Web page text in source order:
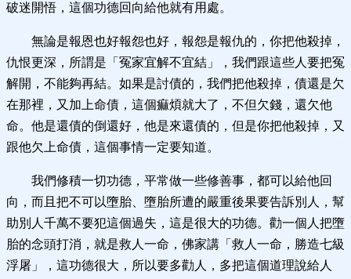
破迷開悟，這個功德回向給他就有用處。
無論是報恩也好報怨也好，報怨是報仇的，你把他殺掉，
仇恨更深，所謂是「冤家宜解不宜結」，我們跟這些人要把冤
解開，不能夠再結。如果是討債的，我們把他殺掉，債還是欠
在那裡，又加上命債，這個痲煩就大了，不但欠錢，還欠他
命。他是還債的倒還好，他是來還債的，但是你把他殺掉，又
跟他欠上命債，這個事情一定要知道。
我們修積一切功德，平常做一些修善事，都可以給他回
向，而且把不可以墮胎、墮胎所遭的嚴重後果要告訴別人，幫
助別人千萬不要犯這個過失，這是很大的功德。勸一個人把墮
胎的念頭打消，就是救人一命，佛家講「救人一命，勝造七級
浮屠」，這功德很大，所以要多勸人，多把這個道理說給人